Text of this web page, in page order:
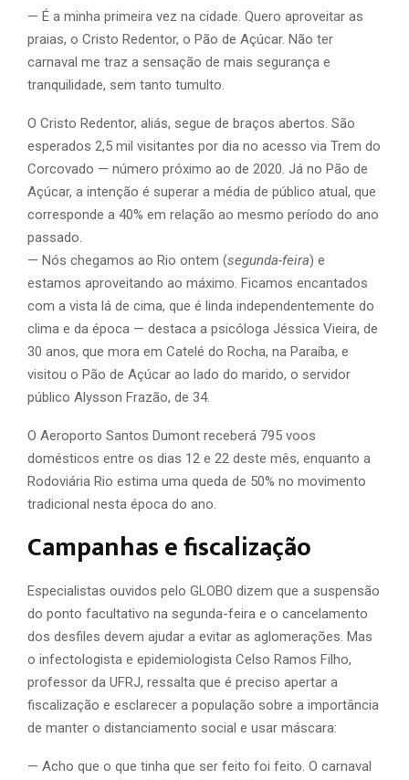
— É a minha primeira vez na cidade. Quero aproveitar as
praias, o Cristo Redentor, o Pão de Açúcar. Não ter
carnaval me traz a sensação de mais segurança e
tranquilidade, sem tanto tumulto.
O Cristo Redentor, aliás, segue de braços abertos. São
esperados 2,5 mil visitantes por dia no acesso via Trem do
Corcovado — número próximo ao de 2020. Já no Pão de
Açúcar, a intenção é superar a média de público atual, que
corresponde a 40% em relação ao mesmo período do ano
passado.
— Nós chegamos ao Rio ontem (segunda-feira) e
estamos aproveitando ao máximo. Ficamos encantados
com a vista lá de cima, que é linda independentemente do
clima e da época — destaca a psicóloga Jéssica Vieira, de
30 anos, que mora em Catelé do Rocha, na Paraíba, e
visitou o Pão de Açúcar ao lado do marido, o servidor
público Alysson Frazão, de 34.
O Aeroporto Santos Dumont receberá 795 voos
domésticos entre os dias 12 e 22 deste mês, enquanto a
Rodoviária Rio estima uma queda de 50% no movimento
tradicional nesta época do ano.
Campanhas e fiscalização
Especialistas ouvidos pelo GLOBO dizem que a suspensão
do ponto facultativo na segunda-feira e o cancelamento
dos desfiles devem ajudar a evitar as aglomerações. Mas
o infectologista e epidemiologista Celso Ramos Filho,
professor da UFRJ, ressalta que é preciso apertar a
fiscalização e esclarecer a população sobre a importância
de manter o distanciamento social e usar máscara:
— Acho que o que tinha que ser feito foi feito. O carnaval